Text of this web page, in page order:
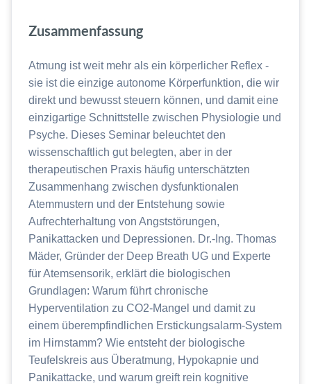
Zusammenfassung
Atmung ist weit mehr als ein körperlicher Reflex -
sie ist die einzige autonome Körperfunktion, die wir
direkt und bewusst steuern können, und damit eine
einzigartige Schnittstelle zwischen Physiologie und
Psyche. Dieses Seminar beleuchtet den
wissenschaftlich gut belegten, aber in der
therapeutischen Praxis häufig unterschätzten
Zusammenhang zwischen dysfunktionalen
Atemmustern und der Entstehung sowie
Aufrechterhaltung von Angststörungen,
Panikattacken und Depressionen. Dr.-Ing. Thomas
Mäder, Gründer der Deep Breath UG und Experte
für Atemsensorik, erklärt die biologischen
Grundlagen: Warum führt chronische
Hyperventilation zu CO2-Mangel und damit zu
einem überempfindlichen Erstickungsalarm-System
im Hirnstamm? Wie entsteht der biologische
Teufelskreis aus Überatmung, Hypokapnie und
Panikattacke, und warum greift rein kognitive